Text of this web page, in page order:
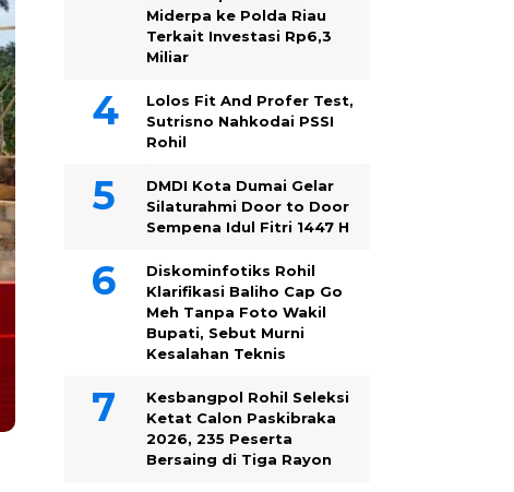
Miderpa ke Polda Riau
Terkait Investasi Rp6,3
Miliar
Lolos Fit And Profer Test,
Sutrisno Nahkodai PSSI
Rohil
DMDI Kota Dumai Gelar
Silaturahmi Door to Door
Sempena Idul Fitri 1447 H
Diskominfotiks Rohil
Klarifikasi Baliho Cap Go
Meh Tanpa Foto Wakil
Bupati, Sebut Murni
Kesalahan Teknis
Kesbangpol Rohil Seleksi
Ketat Calon Paskibraka
2026, 235 Peserta
Bersaing di Tiga Rayon